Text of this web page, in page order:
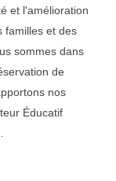
et l'amélioration
familles et des
sommes dans
de
nos
Éducatif